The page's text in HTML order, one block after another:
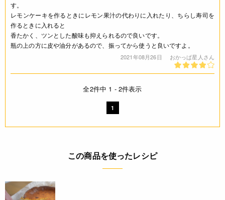
す。
レモンケーキを作るときにレモン果汁の代わりに入れたり、ちらし寿司を
作るときに入れると
香たかく、ツンとした酸味も抑えられるので良いです。
瓶の上の方に皮や油分があるので、振ってから使うと良いですよ。
2021年08月26日 おかっぱ星人さん
全2件中 1 - 2件表示
1
この商品を使ったレシピ